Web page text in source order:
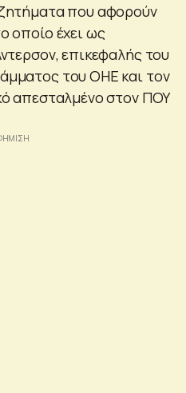
που αφορούν
οποίο έχει ως
επικεφαλής του
του ΟΗΕ και τον
απεσταλμένο στον ΠΟΥ